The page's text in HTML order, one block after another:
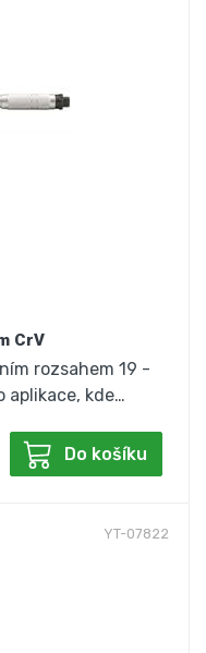
CrV
rozsahem 19 -
aplikace, kde…
Do košíku
YT-07822